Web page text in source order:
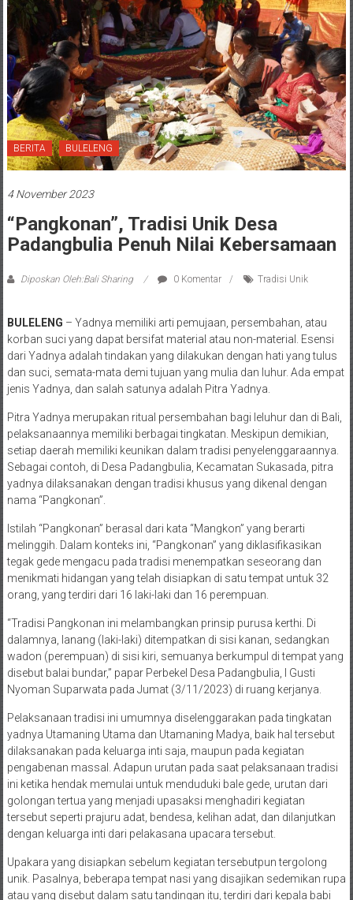
BERITA BULELENG
4 November 2023
“Pangkonan”, Tradisi Unik Desa
Padangbulia Penuh Nilai Kebersamaan
Diposkan Oleh:Bali Sharing 0 Komentar Tradisi Unik
BULELENG – Yadnya memiliki arti pemujaan, persembahan, atau
korban suci yang dapat bersifat material atau non-material. Esensi
dari Yadnya adalah tindakan yang dilakukan dengan hati yang tulus
dan suci, semata-mata demi tujuan yang mulia dan luhur. Ada empat
jenis Yadnya, dan salah satunya adalah Pitra Yadnya.
Pitra Yadnya merupakan ritual persembahan bagi leluhur dan di Bali,
pelaksanaannya memiliki berbagai tingkatan. Meskipun demikian,
setiap daerah memiliki keunikan dalam tradisi penyelenggaraannya.
Sebagai contoh, di Desa Padangbulia, Kecamatan Sukasada, pitra
yadnya dilaksanakan dengan tradisi khusus yang dikenal dengan
nama “Pangkonan”.
Istilah “Pangkonan” berasal dari kata “Mangkon” yang berarti
melinggih. Dalam konteks ini, “Pangkonan” yang diklasifikasikan
tegak gede mengacu pada tradisi menempatkan seseorang dan
menikmati hidangan yang telah disiapkan di satu tempat untuk 32
orang, yang terdiri dari 16 laki-laki dan 16 perempuan.
“Tradisi Pangkonan ini melambangkan prinsip purusa kerthi. Di
dalamnya, lanang (laki-laki) ditempatkan di sisi kanan, sedangkan
wadon (perempuan) di sisi kiri, semuanya berkumpul di tempat yang
disebut balai bundar,” papar Perbekel Desa Padangbulia, I Gusti
Nyoman Suparwata pada Jumat (3/11/2023) di ruang kerjanya.
Pelaksanaan tradisi ini umumnya diselenggarakan pada tingkatan
yadnya Utamaning Utama dan Utamaning Madya, baik hal tersebut
dilaksanakan pada keluarga inti saja, maupun pada kegiatan
pengabenan massal. Adapun urutan pada saat pelaksanaan tradisi
ini ketika hendak memulai untuk menduduki bale gede, urutan dari
golongan tertua yang menjadi upasaksi menghadiri kegiatan
tersebut seperti prajuru adat, bendesa, kelihan adat, dan dilanjutkan
dengan keluarga inti dari pelakasana upacara tersebut.
Upakara yang disiapkan sebelum kegiatan tersebutpun tergolong
unik. Pasalnya, beberapa tempat nasi yang disajikan sedemikan rupa
atau yang disebut dalam satu tandingan itu, terdiri dari kepala babi